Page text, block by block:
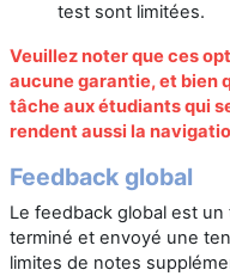
test sont limitées.
Veuillez noterque ces
aucune garantie, et bien
tâche aux étudiants qui
rendent aussi la
Feedback global
Le feedback global est
terminé et envoyé une
limites de notes